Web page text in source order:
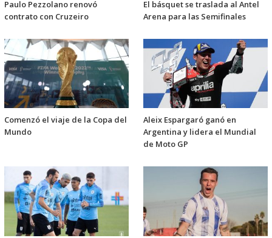
Paulo Pezzolano renovó
contrato con Cruzeiro
El básquet se traslada al Antel
Arena para las Semifinales
Comenzó el viaje de la Copa del
Mundo
Aleix Espargaró ganó en
Argentina y lidera el Mundial
de Moto GP